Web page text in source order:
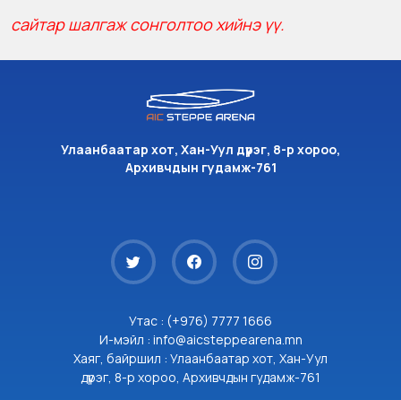
сайтар шалгаж сонголтоо хийнэ үү.
Улаанбаатар хот, Хан-Уул дүүрэг, 8-р хороо,
Архивчдын гудамж-761
Утас : (+976) 7777 1666
И-мэйл : info@aicsteppearena.mn
Хаяг, байршил : Улаанбаатар хот, Хан-Уул
дүүрэг, 8-р хороо, Архивчдын гудамж-761